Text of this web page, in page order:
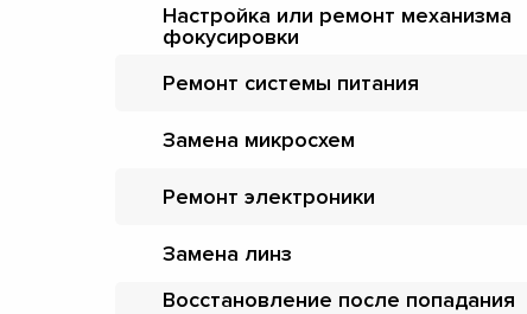
Настройка или ремонт механизма
фокусировки
Ремонт системы питания
Замена микросхем
Ремонт электроники
Замена линз
Восстановление после попадания